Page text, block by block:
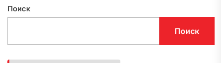
Поиск
Поиск